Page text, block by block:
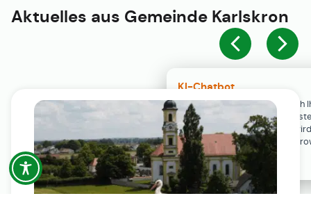
KI-Chatbot
Der KI-Chatbot steht erst nach
Einwilligung in den Cookie-
Verfügung. Der Chat-Verlauf
ausschließlich lokal in Ihrem
gespeichert.
Aktuelles aus Gemeinde Karlskron